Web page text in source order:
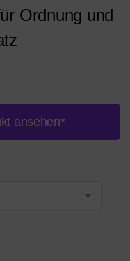
Ordnung und
ansehen*